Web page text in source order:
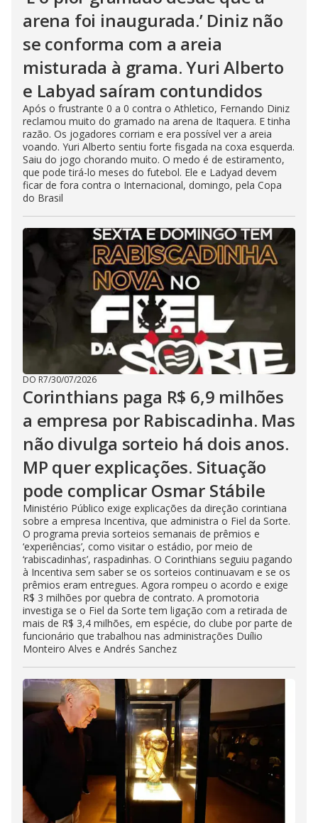
arena foi inaugurada.’ Diniz não
se conforma com a areia
misturada à grama. Yuri Alberto
e Labyad saíram contundidos
Após o frustrante 0 a 0 contra o Athletico, Fernando Diniz
reclamou muito do gramado na arena de Itaquera. E tinha
razão. Os jogadores corriam e era possível ver a areia
voando. Yuri Alberto sentiu forte fisgada na coxa esquerda.
Saiu do jogo chorando muito. O medo é de estiramento,
que pode tirá-lo meses do futebol. Ele e Ladyad devem
ficar de fora contra o Internacional, domingo, pela Copa
do Brasil
DO R7/30/07/2026
Corinthians paga R$ 6,9 milhões
a empresa por Rabiscadinha. Mas
não divulga sorteio há dois anos.
MP quer explicações. Situação
pode complicar Osmar Stábile
Ministério Público exige explicações da direção corintiana
sobre a empresa Incentiva, que administra o Fiel da Sorte.
O programa previa sorteios semanais de prêmios e
‘experiências’, como visitar o estádio, por meio de
‘rabiscadinhas’, raspadinhas. O Corinthians seguiu pagando
à Incentiva sem saber se os sorteios continuavam e se os
prêmios eram entregues. Agora rompeu o acordo e exige
R$ 3 milhões por quebra de contrato. A promotoria
investiga se o Fiel da Sorte tem ligação com a retirada de
mais de R$ 3,4 milhões, em espécie, do clube por parte de
funcionário que trabalhou nas administrações Duílio
Monteiro Alves e Andrés Sanchez